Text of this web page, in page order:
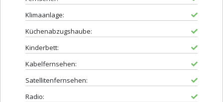
Klimaanlage:
Küchenabzugshaube:
Kinderbett:
Kabelfernsehen:
Satellitenfernsehen:
Radio: